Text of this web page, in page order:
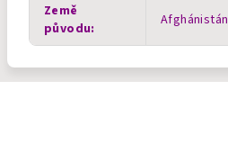
Země
původu: Afghánistán